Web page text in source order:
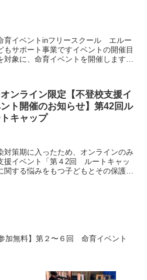
育イベントinフリースクール エルー
サポート事業ですイベントの開催目
象に、命育イベントを開催します。
ンライン限定【不登校支援イ
ト開催のお知らせ】第42回ル
キャップ
策期に入ったため、オンラインのみ
援イベント「第４2回 ルートキャッ
関する悩みをもつ子どもとその保護者
参加無料】第２〜６回 命育イベント